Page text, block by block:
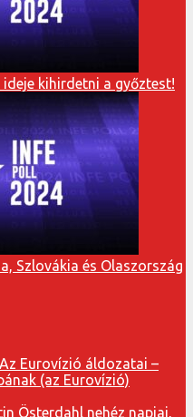
ideje kihirdetni a győztest!
Szlovákia és Olaszország
Eurovízió áldozatai –
(az Eurovízió)
Österdahl nehéz napjai,